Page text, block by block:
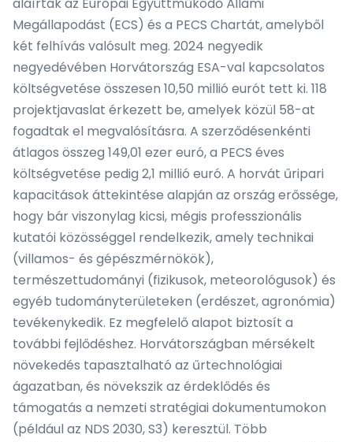
Megállapodást (ECS) és a PECS Chartát, amelyből
két felhívás valósult meg. 2024 negyedik
negyedévében Horvátország ESA-val kapcsolatos
költségvetése összesen 10,50 millió eurót tett ki. 118
projektjavaslat érkezett be, amelyek közül 58-at
fogadtak el megvalósításra. A szerződésenkénti
átlagos összeg 149,01 ezer euró, a PECS éves
költségvetése pedig 2,1 millió euró. A horvát űripari
kapacitások áttekintése alapján az ország erőssége,
hogy bár viszonylag kicsi, mégis professzionális
kutatói közösséggel rendelkezik, amely technikai
(villamos- és gépészmérnökök),
természettudományi (fizikusok, meteorológusok) és
egyéb tudományterületeken (erdészet, agronómia)
tevékenykedik. Ez megfelelő alapot biztosít a
további fejlődéshez. Horvátországban mérsékelt
növekedés tapasztalható az űrtechnológiai
ágazatban, és növekszik az érdeklődés és
támogatás a nemzeti stratégiai dokumentumokon
(például az NDS 2030, S3) keresztül. Több